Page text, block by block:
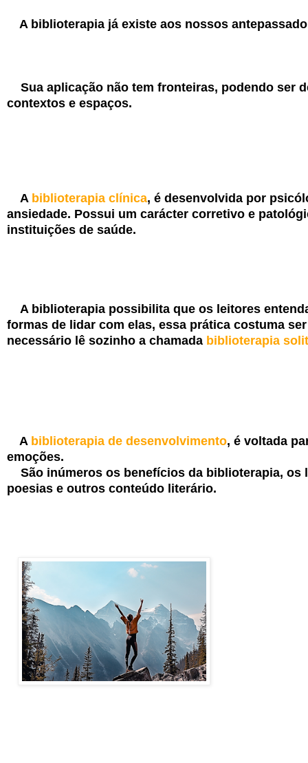
A biblioterapia já existe aos nossos
Sua aplicação não tem fronteiras, podendo ser
contextos e espaços.
A biblioterapia clínica, é desenvolvida por
ansiedade. Possui um carácter corretivo e
instituições de saúde.
A biblioterapia possibilita que os leitores
formas de lidar com elas, essa prática costuma
necessário lê sozinho a chamada biblioterapia
A biblioterapia de desenvolvimento, é voltada
emoções.
São inúmeros os benefícios da biblioterapia, os
poesias e outros conteúdo literário.